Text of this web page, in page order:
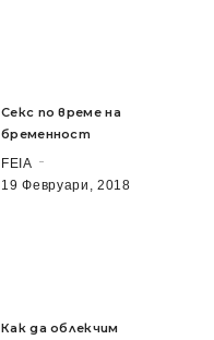
Секс по време на
бременност
FEIA
19 Февруари, 2018
Как да облекчим